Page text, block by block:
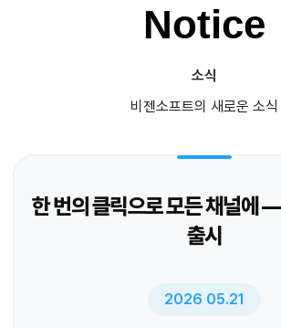
Notice
소식
비젠소프트의 새로운 소식
한 번의 클릭으로 모든 채널에
출시
2026 05.21